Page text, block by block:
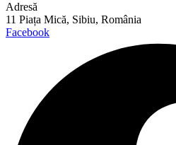
Adresă
11 Piața Mică, Sibiu, România
Facebook